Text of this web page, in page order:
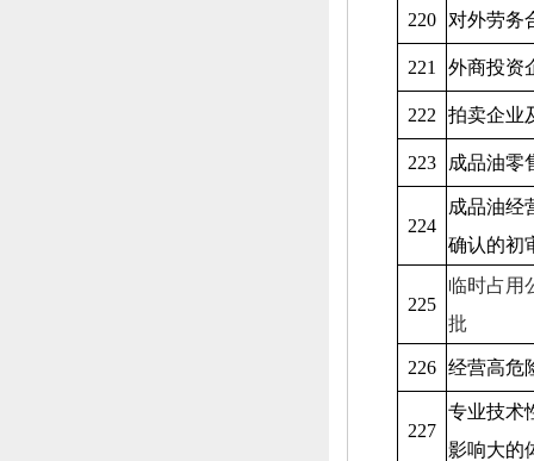
220 对外劳务
221 外商投资
222 拍卖企业
223 成品油零
224
成品油经
确认的初
225
临时占用
批
226 经营高危
227
专业技术
影响大的